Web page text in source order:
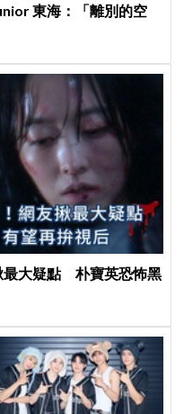
東海：「離別的空
最大疑點 朴寶英恐怖黑